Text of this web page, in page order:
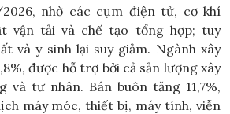
nhờ các cụm điện tử, cơ khí
vận tải và chế tạo tổng hợp; tuy
và y sinh lại suy giảm. Ngành xây
được hỗ trợ bởi cả sản lượng xây
và tư nhân. Bán buôn tăng 11,7%,
máy móc, thiết bị, máy tính, viễn